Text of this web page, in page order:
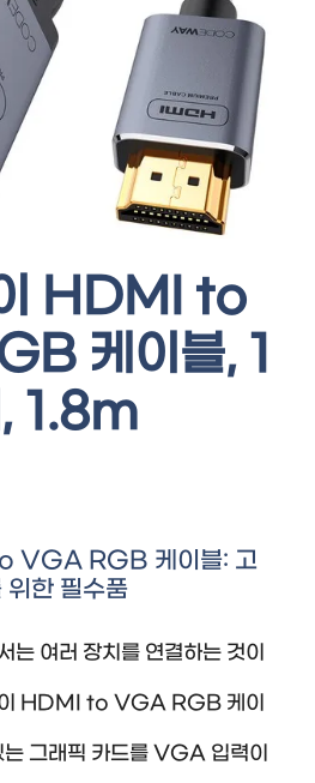
HDMI to
케이블, 1
1.8m
VGA RGB 케이블: 고
위한 필수품
는 여러 장치를 연결하는 것이
이 HDMI to VGA RGB 케이
그래픽 카드를 VGA 입력이